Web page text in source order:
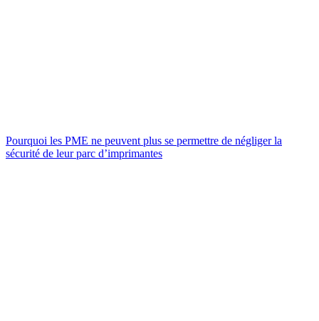
Pourquoi les PME ne peuvent plus se permettre de négliger la
sécurité de leur parc d’imprimantes